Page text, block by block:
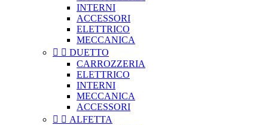
INTERNI
ACCESSORI
ELETTRICO
MECCANICA
  DUETTO
CARROZZERIA
ELETTRICO
INTERNI
MECCANICA
ACCESSORI
  ALFETTA